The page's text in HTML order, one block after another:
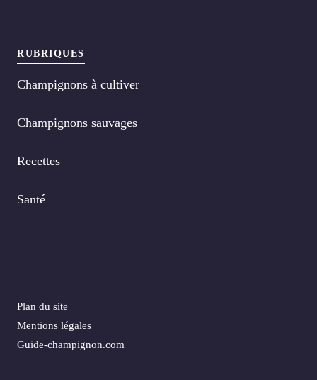
RUBRIQUES
Champignons à cultiver
Champignons sauvages
Recettes
Santé
Guide-champignon.com
Plan du site
Mentions légales